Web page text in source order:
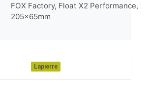
FOX Factory, Float X2 Performance,
205x65mm
Lapierre